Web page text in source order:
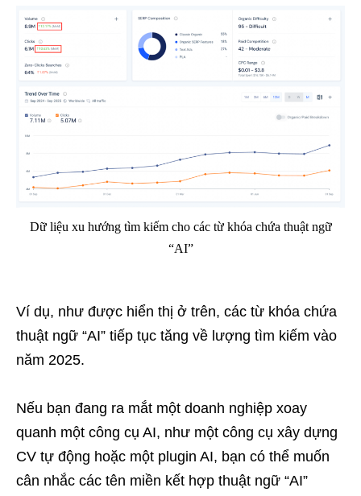
Dữ liệu xu hướng tìm kiếm cho các từ khóa chứa thuật ngữ
“AI”
Ví dụ, như được hiển thị ở trên, các từ khóa chứa
thuật ngữ “AI” tiếp tục tăng về lượng tìm kiếm vào
năm 2025.
Nếu bạn đang ra mắt một doanh nghiệp xoay
quanh một công cụ AI, như một công cụ xây dựng
CV tự động hoặc một plugin AI, bạn có thể muốn
cân nhắc các tên miền kết hợp thuật ngữ “AI”